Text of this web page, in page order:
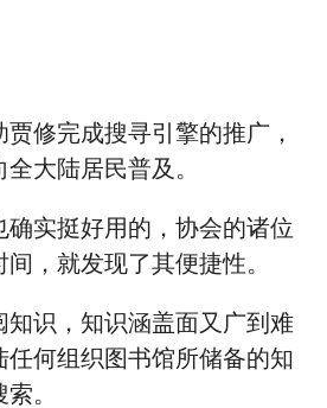
修完成搜寻引擎的推广，
大陆居民普及。
确实挺好用的，协会的诸位
，就发现了其便捷性。
知识，知识涵盖面又广到难
任何组织图书馆所储备的知
。